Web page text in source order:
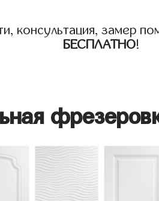
консультация, замер
БЕСПЛАТНО!